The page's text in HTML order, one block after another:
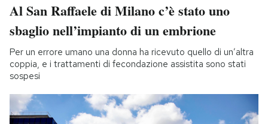
Al San Raffaele di Milano c’è stato uno
sbaglio nell’impianto di un embrione
Per un errore umano una donna ha ricevuto quello di un’altra
coppia, e i trattamenti di fecondazione assistita sono stati
sospesi